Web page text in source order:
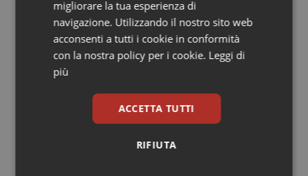
Salute orale & impianti
Sangue & coagulazione
Tumore al seno
Settimana della Scienza dello
Spallanzani: capire la ricerca per
comprendere il presente
Regione Lombardia scrive al ministro
Schillaci: “Gli attuali indicatori non
fotografano la qualità reale del Ssn”
migliorare la tua esperienza di
navigazione. Utilizzando il nostro sito web
acconsenti a tutti i cookie in conformità
con la nostra policy per i cookie. Leggi di
più
ACCETTA TUTTI
RIFIUTA